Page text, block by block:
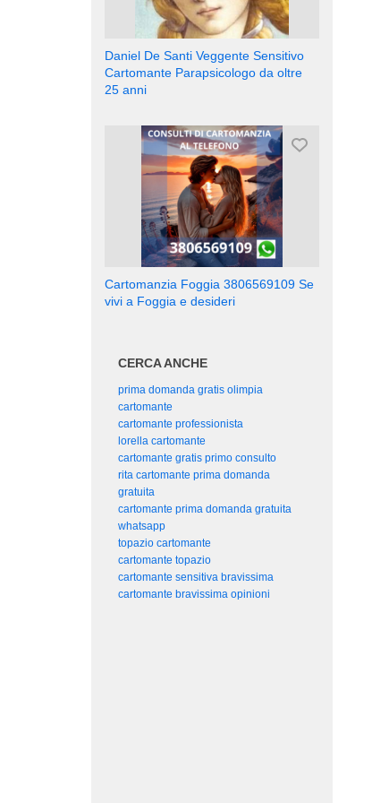
Daniel De Santi Veggente Sensitivo
Cartomante Parapsicologo da oltre
25 anni
Cartomanzia Foggia 3806569109 Se
vivi a Foggia e desideri
CERCA ANCHE
prima domanda gratis olimpia
cartomante
cartomante professionista
lorella cartomante
cartomante gratis primo consulto
rita cartomante prima domanda
gratuita
cartomante prima domanda gratuita
whatsapp
topazio cartomante
cartomante topazio
cartomante sensitiva bravissima
cartomante bravissima opinioni